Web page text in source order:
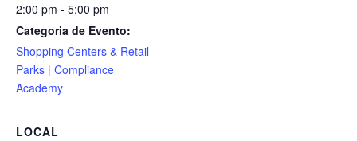
2:00 pm - 5:00 pm
Categoria de Evento:
Shopping Centers & Retail
Parks | Compliance
Academy
LOCAL